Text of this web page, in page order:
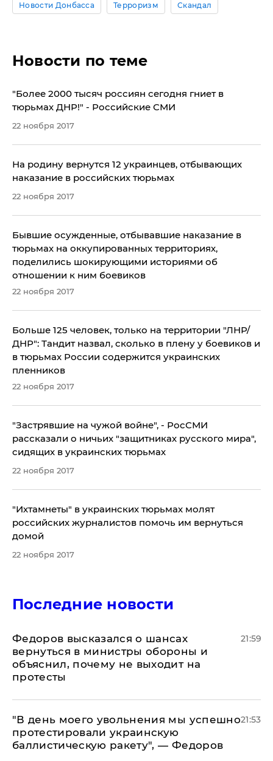
Новости Донбасса Терроризм Скандал
Новости по теме
"Более 2000 тысяч россиян сегодня гниет в
тюрьмах ДНР!" - Российские СМИ
22 ноября 2017
На родину вернутся 12 украинцев, отбывающих
наказание в российских тюрьмах
22 ноября 2017
Бывшие осужденные, отбывавшие наказание в
тюрьмах на оккупированных территориях,
поделились шокирующими историями об
отношении к ним боевиков
22 ноября 2017
Больше 125 человек, только на территории "ЛНР/
ДНР": Тандит назвал, сколько в плену у боевиков и
в тюрьмах России содержится украинских
пленников
22 ноября 2017
​"Застрявшие на чужой войне", - РосСМИ
рассказали о ничьих "защитниках русского мира",
сидящих в украинских тюрьмах
22 ноября 2017
"Ихтамнеты" в украинских тюрьмах молят
российских журналистов помочь им вернуться
домой
22 ноября 2017
Последние новости
Федоров высказался о шансах
вернуться в министры обороны и
объяснил, почему не выходит на
протесты
21:59
​"В день моего увольнения мы успешно
протестировали украинскую
баллистическую ракету", — Федоров
21:53